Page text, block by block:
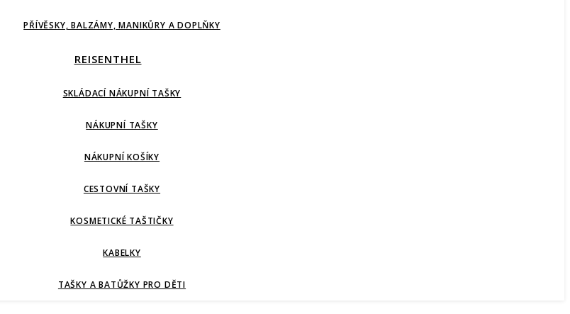
PŘÍVĚSKY, BALZÁMY, MANIKŮRY A DOPLŇKY
REISENTHEL
SKLÁDACÍ NÁKUPNÍ TAŠKY
NÁKUPNÍ TAŠKY
NÁKUPNÍ KOŠÍKY
CESTOVNÍ TAŠKY
KOSMETICKÉ TAŠTIČKY
KABELKY
TAŠKY A BATŮŽKY PRO DĚTI